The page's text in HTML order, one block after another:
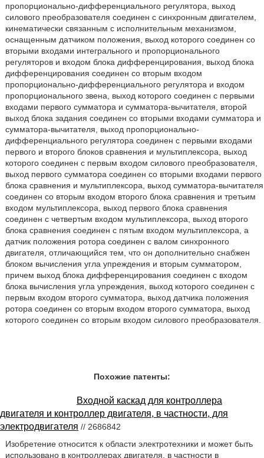
пропорционально-дифференциального регулятора, выход
силового преобразователя соединен с синхронным двигателем,
кинематически связанным с исполнительным механизмом,
оснащенным датчиком положения, выход которого соединен со
вторыми входами интегрального и пропорционального
регуляторов и входом блока дифференцирования, выход блока
дифференцирования соединен со вторым входом
пропорционально-дифференциального регулятора и входом
пропорционального звена, выход которого соединен с первыми
входами первого сумматора и сумматора-вычитателя, второй
выход блока задания соединен со вторыми входами сумматора и
сумматора-вычитателя, выход пропорционально-
дифференциального регулятора соединен с первыми входами
первого и второго блоков сравнения и мультиплексора, выход
которого соединен с первым входом силового преобразователя,
выход первого сумматора соединен со вторыми входами первого
блока сравнения и мультиплексора, выход сумматора-вычитателя
соединен со вторым входом второго блока сравнения и третьим
входом мультиплексора, выход первого блока сравнения
соединен с четвертым входом мультиплексора, выход второго
блока сравнения соединен с пятым входом мультиплексора, а
датчик положения ротора соединен с валом синхронного
двигателя, отличающийся тем, что он дополнительно снабжен
блоком вычисления угла упреждения и вторым сумматором,
причем выход блока дифференцирования соединен с входом
блока вычисления угла упреждения, выход которого соединен с
первым входом второго сумматора, выход датчика положения
ротора соединен со вторым входом второго сумматора, выход
которого соединен со вторым входом силового преобразователя.
Похожие патенты:
Входной каскад для контроллера
двигателя и контроллер двигателя, в частности, для
электродвигателя // 2686842
Изобретение относится к области электротехники и может быть
использовано в контроллерах двигателя, в частности в